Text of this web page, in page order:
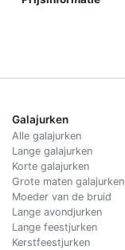
Galajurken
Alle galajurken
Lange galajurken
Korte galajurken
Grote maten galajurken
Moeder van de bruid
Lange avondjurken
Lange feestjurken
Kerstfeestjurken